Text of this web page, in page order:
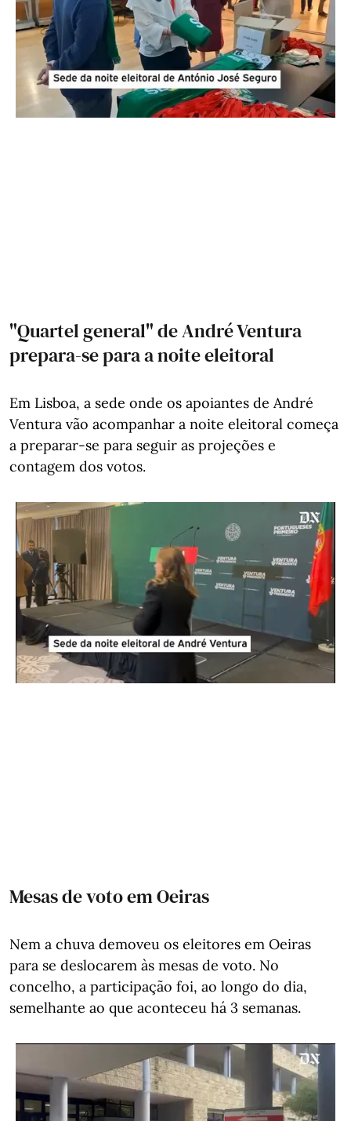
"Quartel general" de André Ventura
prepara-se para a noite eleitoral
Em Lisboa, a sede onde os apoiantes de André
Ventura vão acompanhar a noite eleitoral começa
a preparar-se para seguir as projeções e
contagem dos votos.
Mesas de voto em Oeiras
Nem a chuva demoveu os eleitores em Oeiras
para se deslocarem às mesas de voto. No
concelho, a participação foi, ao longo do dia,
semelhante ao que aconteceu há 3 semanas.